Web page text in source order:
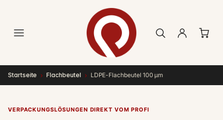
Startseite › Flachbeutel › LDPE-Flachbeutel 100 µm
VERPACKUNGSLÖSUNGEN DIREKT VOM PROFI